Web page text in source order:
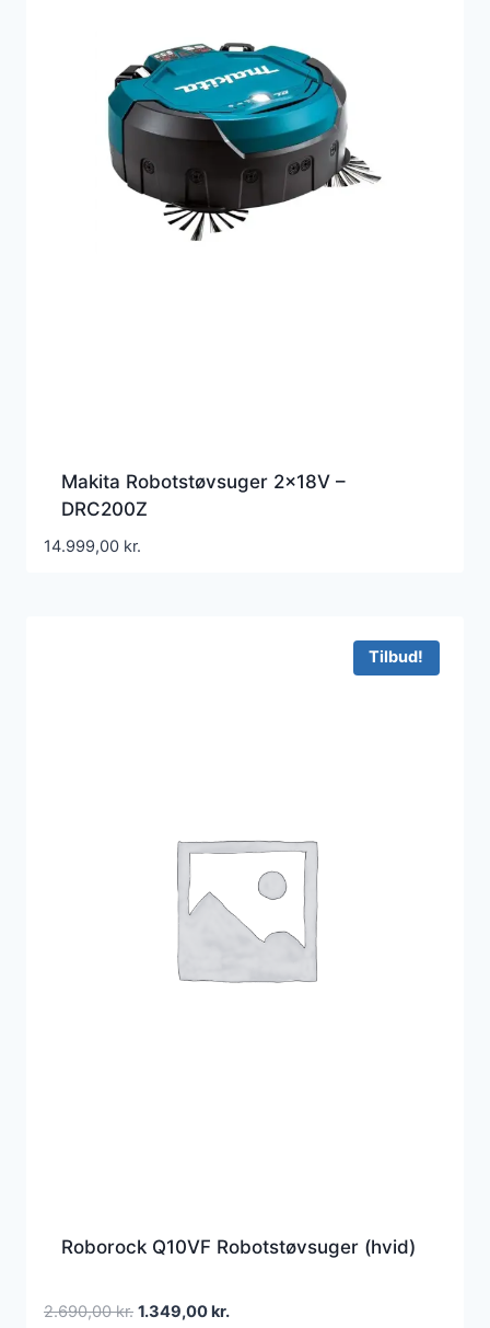
Makita Robotstøvsuger 2x18V –
DRC200Z
14.999,00 kr.
Tilbud!
Roborock Q10VF Robotstøvsuger (hvid)
2.690,00kr. Den
1.349,00kr.Den